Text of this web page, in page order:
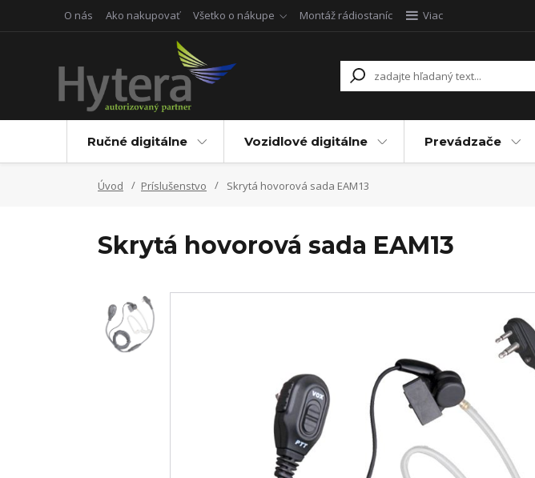
O nás Ako nakupovať Všetko o nákupe Montáž rádiostaníc Viac
Ručné digitálne Vozidlové digitálne Prevádzače
Úvod Príslušenstvo Skrytá hovorová sada EAM13
Skrytá hovorová sada EAM13